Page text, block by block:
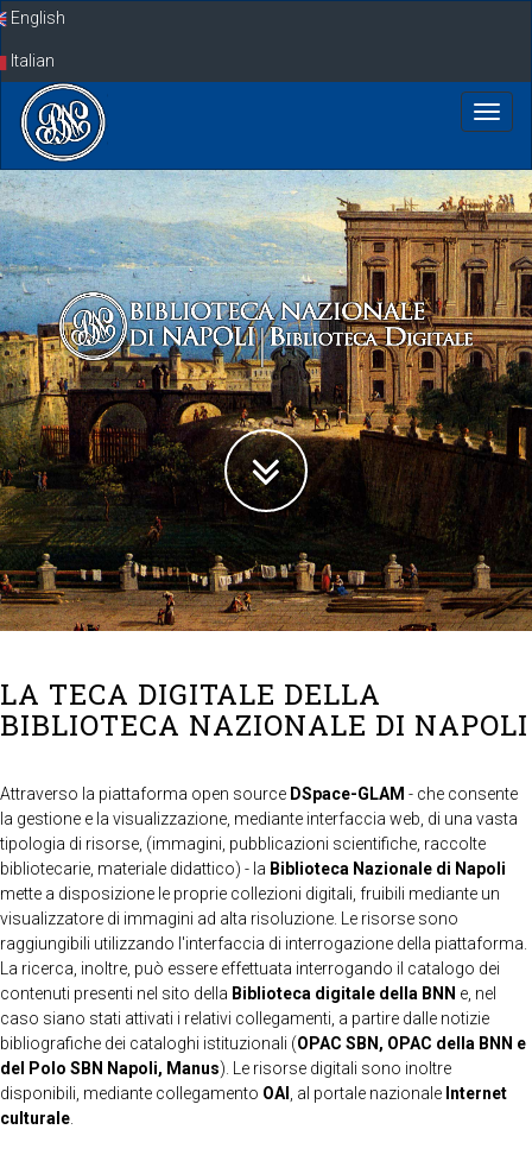
SkipEnglish
Italian
LA TECA DIGITALE DELLA
BIBLIOTECA NAZIONALE DI NAPOLI
Attraverso la piattaforma open source DSpace-GLAM - che consente
la gestione e la visualizzazione, mediante interfaccia web, di una vasta
tipologia di risorse, (immagini, pubblicazioni scientifiche, raccolte
bibliotecarie, materiale didattico) - la Biblioteca Nazionale di Napoli
mette a disposizione le proprie collezioni digitali, fruibili mediante un
visualizzatore di immagini ad alta risoluzione. Le risorse sono
raggiungibili utilizzando l'interfaccia di interrogazione della piattaforma.
La ricerca, inoltre, può essere effettuata interrogando il catalogo dei
contenuti presenti nel sito della Biblioteca digitale della BNN e, nel
caso siano stati attivati i relativi collegamenti, a partire dalle notizie
bibliografiche dei cataloghi istituzionali (OPAC SBN, OPAC della BNN e
del Polo SBN Napoli, Manus). Le risorse digitali sono inoltre
disponibili, mediante collegamento OAI , al portale nazionale Internet
culturale